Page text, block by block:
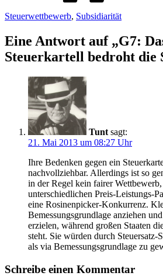
Steuerwettbewerb, Subsidiarität
Eine Antwort auf „G7:
Steuerkartell bedroht die
Tunt sagt:
21. Mai 2013 um 08:27 Uhr
Ihre Bedenken gegen ein
nachvollziehbar. Allerdings ist so
in der Regel kein fairer
unterschiedlichen Preis-Leistungs-
eine Rosinenpicker-Konkurrenz.
Bemessungsgrundlage anziehen
erzielen, während großen Staaten
steht. Sie würden durch Steuersatz-
als via Bemessungsgrundlage zu
Schreibe einen Kommentar